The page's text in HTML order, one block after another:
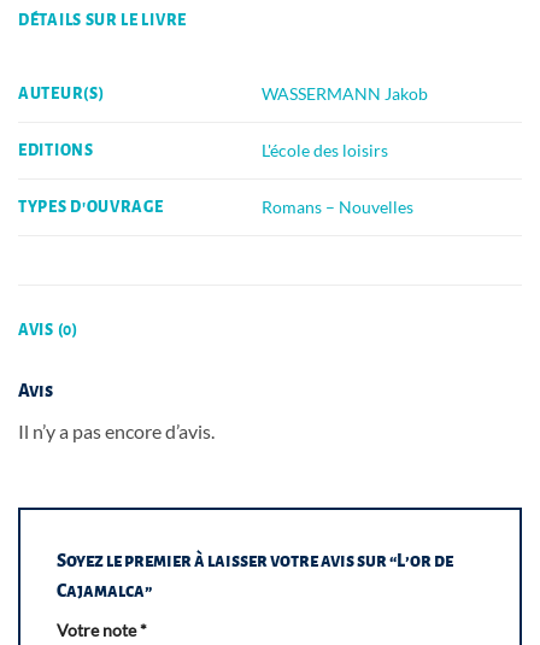
DÉTAILS SUR LE LIVRE
AUTEUR(S) WASSERMANN Jakob
EDITIONS L'école des loisirs
TYPES D'OUVRAGE Romans – Nouvelles
AVIS (0)
Avis
Il n’y a pas encore d’avis.
Soyez le premier à laisser votre avis sur “L’or de
Cajamalca”
Votre note*